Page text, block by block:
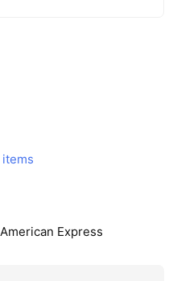
Express